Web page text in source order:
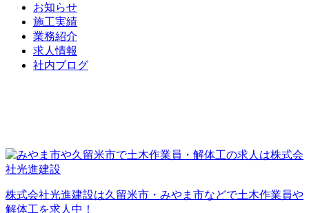
お知らせ
施工実績
業務紹介
求人情報
社内ブログ
株式会社光進建設は久留米市・みやま市などで土木作業員や
解体工を求人中！